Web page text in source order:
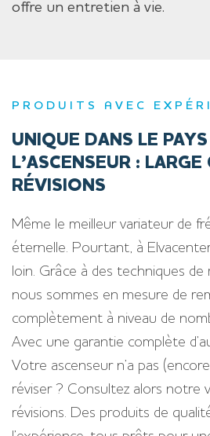
offre un entretien à vie.
PRODUITS AVEC
UNIQUE DANS LE
L’ASCENSEUR : LARGE
RÉVISIONS
Même le meilleur variateur de
éternelle. Pourtant, à
loin. Grâce à des techniques de
nous sommes en mesure de
complètement à niveau de
Avec une garantie complète
Votre ascenseur n’a pas
réviser ? Consultez alors notre
révisions. Des produits de